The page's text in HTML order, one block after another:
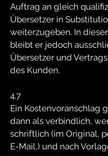
Auftrag an gleich
Übersetzer in
weiterzugeben. In
bleibt er jedoch
Übersetzer und
des Kunden.
4.7
Ein Kostenvoranschlag
dann als verbindlich,
schriftlich (im Original,
E-Mail,) und nach